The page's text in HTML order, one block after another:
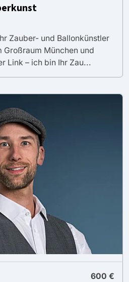
Zauber- und Ballonkünstler
Großraum München und
Link – ich bin Ihr Zau...
600 €